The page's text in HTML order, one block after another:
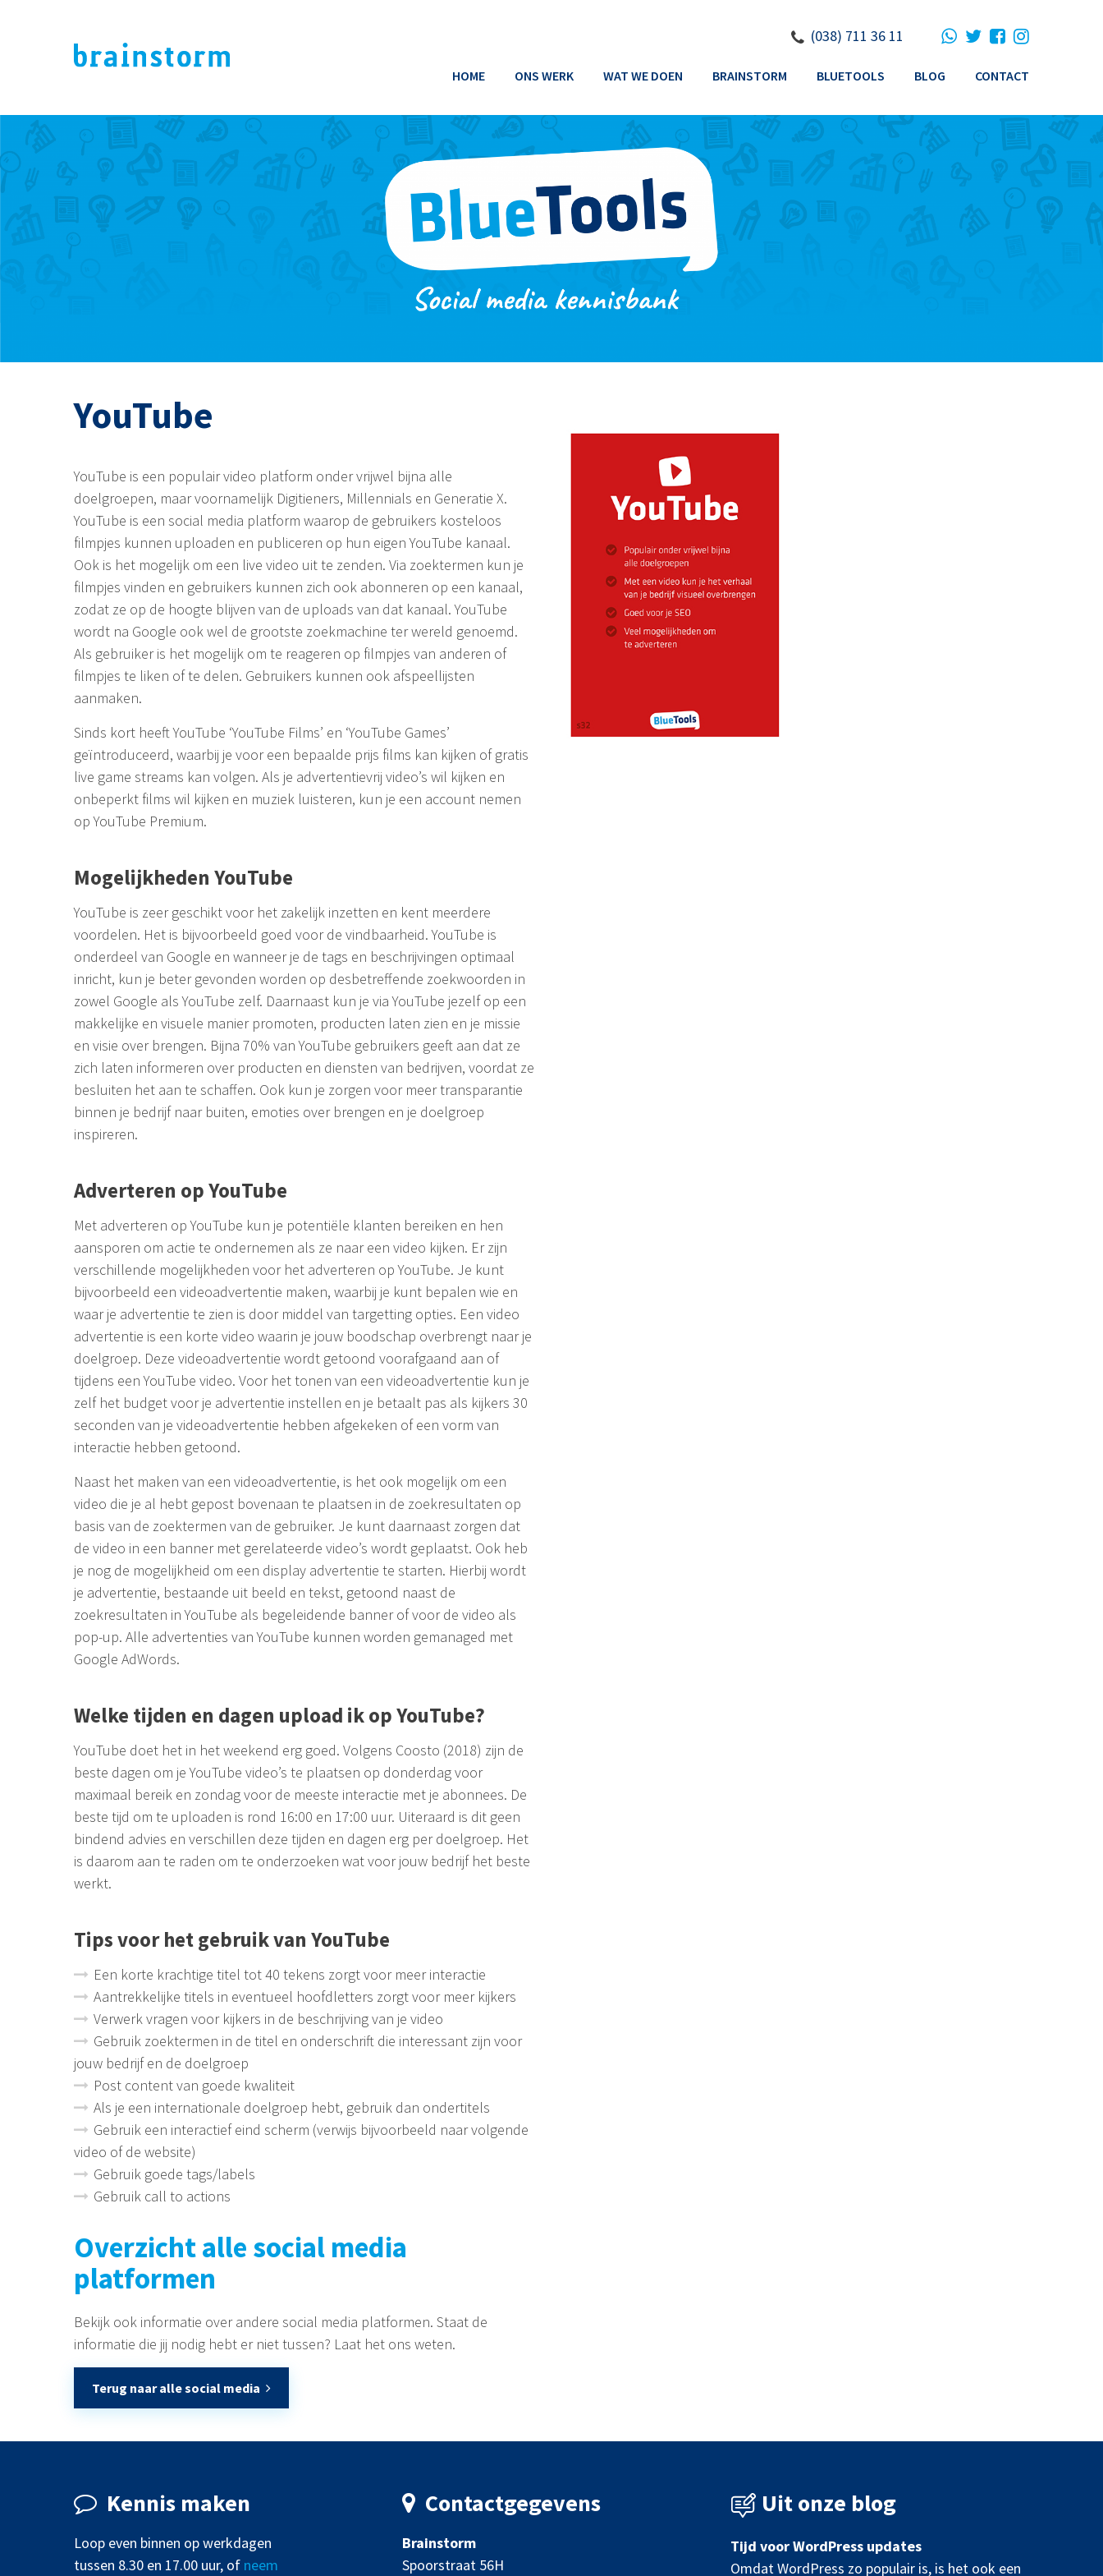
(038) 711 36 11
HOME ONS WERK WAT WE DOEN BRAINSTORM BLUETOOLS BLOG CONTACT
YouTube
YouTube is een populair video platform onder vrijwel bijna alle
doelgroepen, maar voornamelijk Digitieners, Millennials en Generatie X.
YouTube is een social media platform waarop de gebruikers kosteloos
filmpjes kunnen uploaden en publiceren op hun eigen YouTube kanaal.
Ook is het mogelijk om een live video uit te zenden. Via zoektermen kun je
filmpjes vinden en gebruikers kunnen zich ook abonneren op een kanaal,
zodat ze op de hoogte blijven van de uploads van dat kanaal. YouTube
wordt na Google ook wel de grootste zoekmachine ter wereld genoemd.
Als gebruiker is het mogelijk om te reageren op filmpjes van anderen of
filmpjes te liken of te delen. Gebruikers kunnen ook afspeellijsten
aanmaken.
Sinds kort heeft YouTube ‘YouTube Films’ en ‘YouTube Games’
geïntroduceerd, waarbij je voor een bepaalde prijs films kan kijken of gratis
live game streams kan volgen. Als je advertentievrij video’s wil kijken en
onbeperkt films wil kijken en muziek luisteren, kun je een account nemen
op YouTube Premium.
Mogelijkheden YouTube
YouTube is zeer geschikt voor het zakelijk inzetten en kent meerdere
voordelen. Het is bijvoorbeeld goed voor de vindbaarheid. YouTube is
onderdeel van Google en wanneer je de tags en beschrijvingen optimaal
inricht, kun je beter gevonden worden op desbetreffende zoekwoorden in
zowel Google als YouTube zelf. Daarnaast kun je via YouTube jezelf op een
makkelijke en visuele manier promoten, producten laten zien en je missie
en visie over brengen. Bijna 70% van YouTube gebruikers geeft aan dat ze
zich laten informeren over producten en diensten van bedrijven, voordat ze
besluiten het aan te schaffen. Ook kun je zorgen voor meer transparantie
binnen je bedrijf naar buiten, emoties over brengen en je doelgroep
inspireren.
Adverteren op YouTube
Met adverteren op YouTube kun je potentiële klanten bereiken en hen
aansporen om actie te ondernemen als ze naar een video kijken. Er zijn
verschillende mogelijkheden voor het adverteren op YouTube. Je kunt
bijvoorbeeld een videoadvertentie maken, waarbij je kunt bepalen wie en
waar je advertentie te zien is door middel van targetting opties. Een video
advertentie is een korte video waarin je jouw boodschap overbrengt naar je
doelgroep. Deze videoadvertentie wordt getoond voorafgaand aan of
tijdens een YouTube video. Voor het tonen van een videoadvertentie kun je
zelf het budget voor je advertentie instellen en je betaalt pas als kijkers 30
seconden van je videoadvertentie hebben afgekeken of een vorm van
interactie hebben getoond.
Naast het maken van een videoadvertentie, is het ook mogelijk om een
video die je al hebt gepost bovenaan te plaatsen in de zoekresultaten op
basis van de zoektermen van de gebruiker. Je kunt daarnaast zorgen dat
de video in een banner met gerelateerde video’s wordt geplaatst. Ook heb
je nog de mogelijkheid om een display advertentie te starten. Hierbij wordt
je advertentie, bestaande uit beeld en tekst, getoond naast de
zoekresultaten in YouTube als begeleidende banner of voor de video als
pop-up. Alle advertenties van YouTube kunnen worden gemanaged met
Google AdWords.
Welke tijden en dagen upload ik op YouTube?
YouTube doet het in het weekend erg goed. Volgens Coosto (2018) zijn de
beste dagen om je YouTube video’s te plaatsen op donderdag voor
maximaal bereik en zondag voor de meeste interactie met je abonnees. De
beste tijd om te uploaden is rond 16:00 en 17:00 uur. Uiteraard is dit geen
bindend advies en verschillen deze tijden en dagen erg per doelgroep. Het
is daarom aan te raden om te onderzoeken wat voor jouw bedrijf het beste
werkt.
Tips voor het gebruik van YouTube
Een korte krachtige titel tot 40 tekens zorgt voor meer interactie
Aantrekkelijke titels in eventueel hoofdletters zorgt voor meer kijkers
Verwerk vragen voor kijkers in de beschrijving van je video
Gebruik zoektermen in de titel en onderschrift die interessant zijn voor
jouw bedrijf en de doelgroep
Post content van goede kwaliteit
Als je een internationale doelgroep hebt, gebruik dan ondertitels
Gebruik een interactief eind scherm (verwijs bijvoorbeeld naar volgende
video of de website)
Gebruik goede tags/labels
Gebruik call to actions
Overzicht alle social media
platformen
Bekijk ook informatie over andere social media platformen. Staat de
informatie die jij nodig hebt er niet tussen? Laat het ons weten.
Terug naar alle social media
Kennis maken
Loop even binnen op werkdagen
tussen 8.30 en 17.00 uur, of neem
Contactgegevens
Brainstorm
Spoorstraat 56H
Uit onze blog
Tijd voor WordPress updates
Omdat WordPress zo populair is, is het ook een